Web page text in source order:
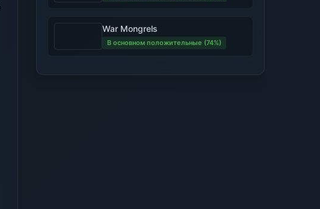
War Mongrels
В основном положительные (74%)